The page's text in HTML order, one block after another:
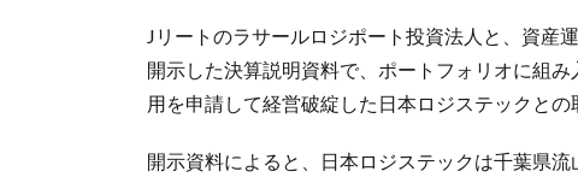
Jリートのラサールロジポート投資法人と、資産
開示した決算説明資料で、ポートフォリオに組
用を申請して経営破綻した日本ロジステックとの
開示資料によると、日本ロジステックは千葉県